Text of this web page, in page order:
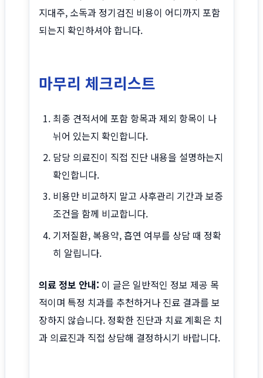
지대주, 소독과 정기검진 비용이 어디까지 포함
되는지 확인하셔야 합니다.
마무리 체크리스트
최종 견적서에 포함 항목과 제외 항목이 나
뉘어 있는지 확인합니다.
담당 의료진이 직접 진단 내용을 설명하는지
확인합니다.
비용만 비교하지 말고 사후관리 기간과 보증
조건을 함께 비교합니다.
기저질환, 복용약, 흡연 여부를 상담 때 정확
히 알립니다.
의료 정보 안내: 이 글은 일반적인 정보 제공 목
적이며 특정 치과를 추천하거나 진료 결과를 보
장하지 않습니다. 정확한 진단과 치료 계획은 치
과 의료진과 직접 상담해 결정하시기 바랍니다.